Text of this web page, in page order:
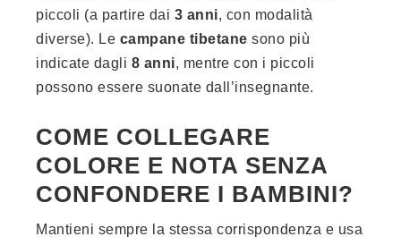
piccoli (a partire dai 3 anni, con modalità
diverse). Le campane tibetane sono più
indicate dagli 8 anni, mentre con i piccoli
possono essere suonate dall’insegnante.
COME COLLEGARE
COLORE E NOTA SENZA
CONFONDERE I BAMBINI?
Mantieni sempre la stessa corrispondenza e usa